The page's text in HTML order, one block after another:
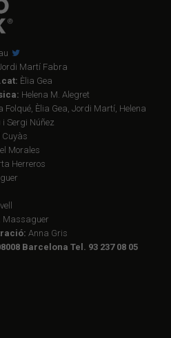
Martí Fabra
Èlia Gea
Helena M. Alegret
Folqué, Èlia Gea, Jordi Martí, Helena
Sergi Núñez
Cuyàs
Morales
Herreros
Massaguer
Anna Gris
Barcelona Tel. 93 237 08 05